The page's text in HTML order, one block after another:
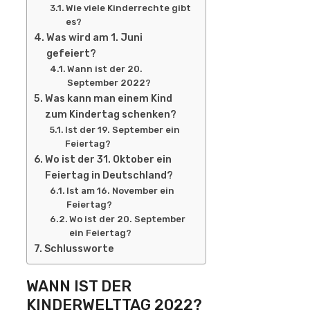
Wie viele Kinderrechte gibt
es?
Was wird am 1. Juni
gefeiert?
Wann ist der 20.
September 2022?
Was kann man einem Kind
zum Kindertag schenken?
Ist der 19. September ein
Feiertag?
Wo ist der 31. Oktober ein
Feiertag in Deutschland?
Ist am 16. November ein
Feiertag?
Wo ist der 20. September
ein Feiertag?
Schlussworte
WANN IST DER
KINDERWELTTAG 2022?